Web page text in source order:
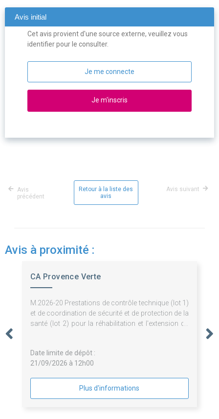
Avis initial
Cet avis provient d'une source externe, veuillez vous
identifier pour le consulter.
Je me connecte
Je m'inscris
Avis
précédent
Retour à la liste des
avis
Avis suivant
Avis à proximité :
CA Provence Verte
M.2026-20 Prestations de contrôle technique (lot 1)
et de coordination de sécurité et de protection de la
santé (lot 2) pour la réhabilitation et l'extension du
Date limite de dépôt :
21/09/2026 à 12h00
Plus d'informations